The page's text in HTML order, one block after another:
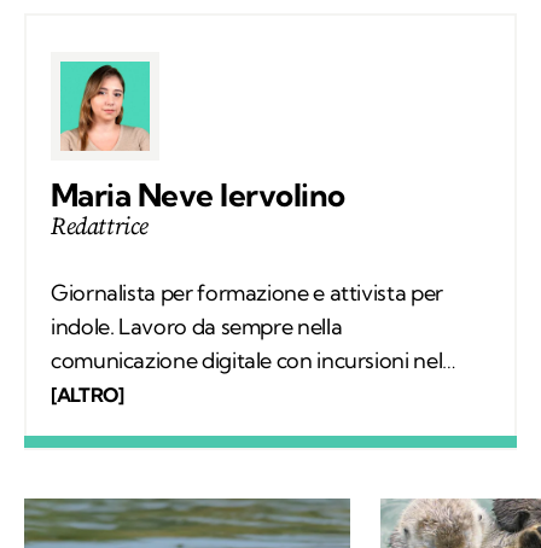
Maria Neve Iervolino
Redattrice
Giornalista per formazione e attivista per
indole. Lavoro da sempre nella
comunicazione digitale con incursioni nel
mondo della carta stampata, dove mi sono
all’aria aperta, e appena posso mi cimento in
percorsi di trekking nella natura. Nella filosofia
[ALTRO]